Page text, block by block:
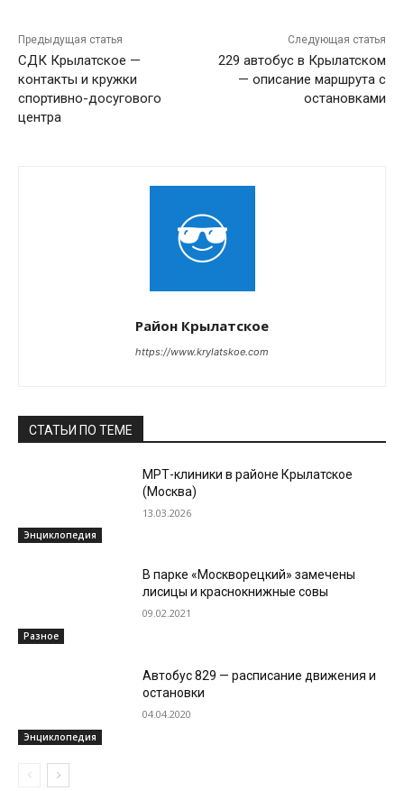
Предыдущая статья
СДК Крылатское —
контакты и кружки
спортивно-досугового
центра
Следующая статья
229 автобус в Крылатском
— описание маршрута с
остановками
Район Крылатское
https://www.krylatskoe.com
СТАТЬИ ПО ТЕМЕ
Энциклопедия
МРТ-клиники в районе Крылатское
(Москва)
13.03.2026
Разное
В парке «Москворецкий» замечены
лисицы и краснокнижные совы
09.02.2021
Энциклопедия
Автобус 829 — расписание движения и
остановки
04.04.2020